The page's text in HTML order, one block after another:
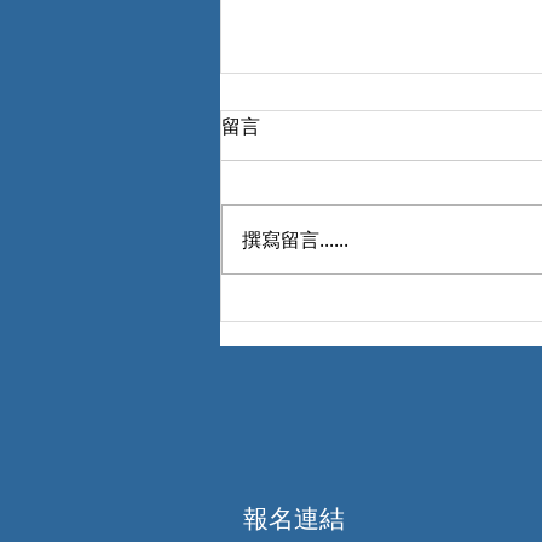
AI 轉型不只是技術升級
留言
撰寫留言......
​報名連結